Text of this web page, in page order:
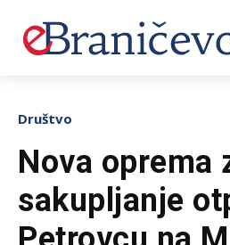
Društvo
Nova oprema
sakupljanje